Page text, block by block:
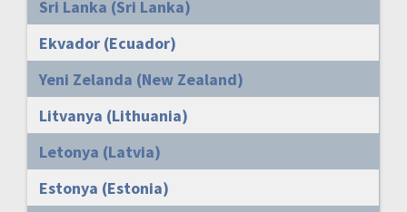
Sri Lanka (Sri Lanka)
Ekvador (Ecuador)
Yeni Zelanda (New Zealand)
Litvanya (Lithuania)
Letonya (Latvia)
Estonya (Estonia)